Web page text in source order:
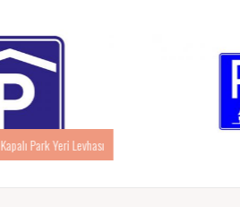
Kapalı Park Yeri Levhası